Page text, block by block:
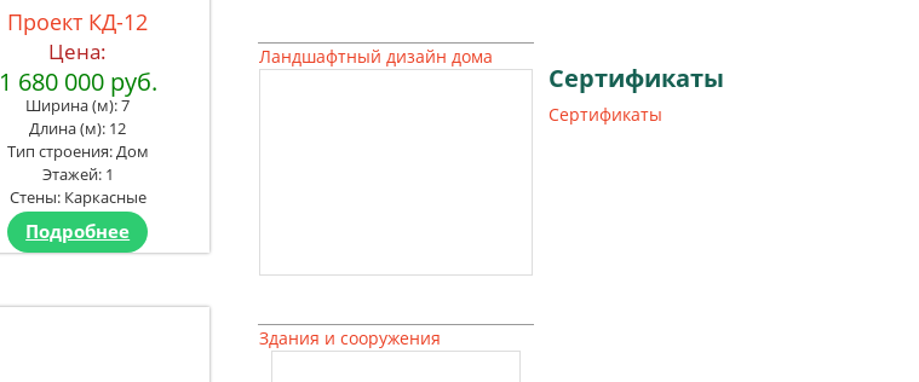
Проект КД-12
Цена:
1 680 000 руб.
Ширина (м): 7
Длина (м): 12
Тип строения: Дом
Этажей: 1
Стены: Каркасные
Подробнее
Ландшафтный дизайн дома
Здания и сооружения
Сертификаты
Сертификаты